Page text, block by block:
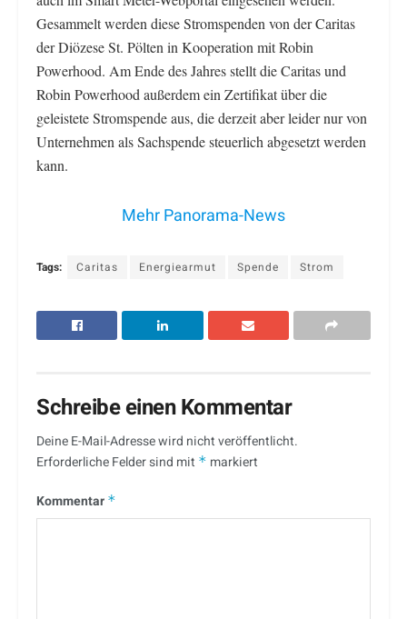
Gesammelt werden diese Stromspenden von der Caritas
der Diözese St. Pölten in Kooperation mit Robin
Powerhood. Am Ende des Jahres stellt die Caritas und
Robin Powerhood außerdem ein Zertifikat über die
geleistete Stromspende aus, die derzeit aber leider nur von
Unternehmen als Sachspende steuerlich abgesetzt werden
kann.
Mehr Panorama-News
Tags: Caritas Energiearmut Spende Strom
Schreibe einen Kommentar
Deine E-Mail-Adresse wird nicht veröffentlicht.
Erforderliche Felder sind mit * markiert
Kommentar *